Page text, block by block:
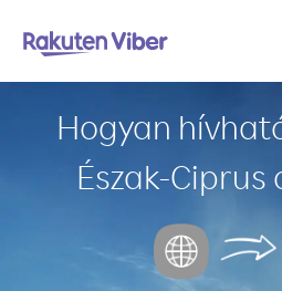
Hogyan
Észak-Ciprus